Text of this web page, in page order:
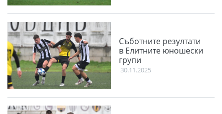
Съботните резултати
в Елитните юношески
групи
30.11.2025